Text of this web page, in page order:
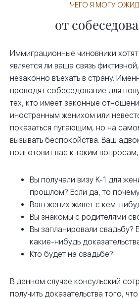
ЧЕГО Я МОГУ
от
Иммиграционные чиновники хотят
является ли ваша связь
незаконно въехать в страну.
проводят собеседование для
тех, кто имеет законные
иностранным женихом или
показаться пугающим, но на
вызывать беспокойства. Ваш
подготовит вас к таким вопросам,
Вы получали визу K-1 для
прошлом? Если да, то
Ваш жених живет с кем-
Вы знакомы с родителями
Вы запланировали свадьбу?
какие-нибудь
Кто будет на свадьбе?
В данном случае консульский
получить доказательства того,